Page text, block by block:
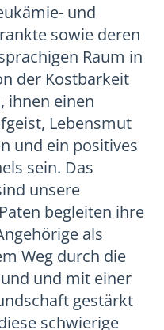
und
sowie deren
Raum in
der Kostbarkeit
ihnen einen
Lebensmut
und ein positives
sein. Das
unsere
begleiten ihre
als
Weg durch die
und mit einer
gestärkt
schwierige